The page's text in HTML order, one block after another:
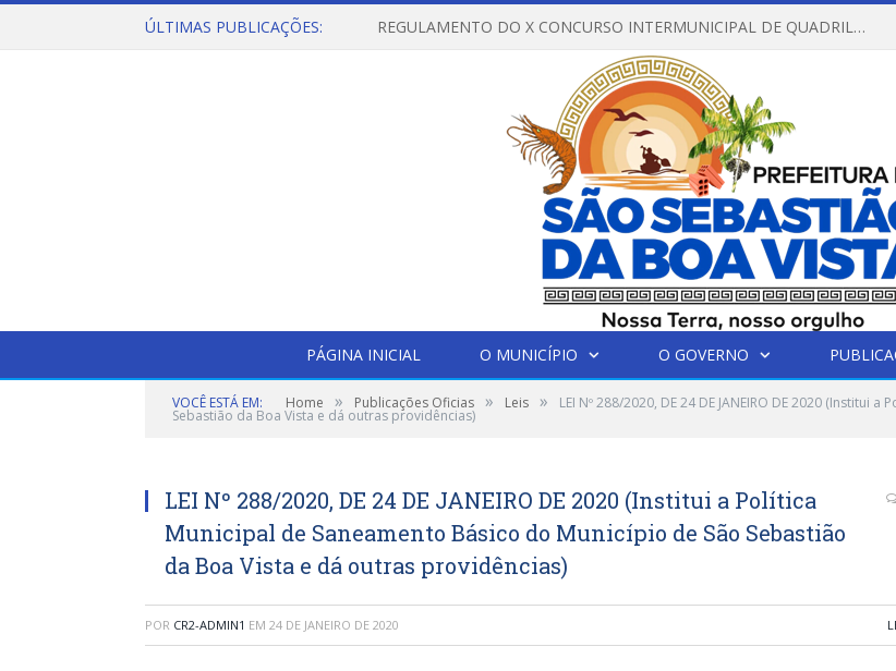
ÚLTIMAS PUBLICAÇÕES: REGULAMENTO DO X CONCURSO INTERMUNICIPAL DE QUADRILHAS JUNINAS – 2026 – ARRAIÁ DA VENEZA
PÁGINA INICIAL O MUNICÍPIO O GOVERNO
VOCÊ ESTÁ EM: Home » Publicações Oficias » Leis » LEI Nº 288/2020, DE 24 DE JANEIRO DE 2020
Sebastião da Boa Vista e dá outras providências)
LEI Nº 288/2020, DE 24 DE JANEIRO DE 2020 (Institui a Política
Municipal de Saneamento Básico do Município de São Sebastião
da Boa Vista e dá outras providências)
POR CR2-ADMIN1 EM 24 DE JANEIRO DE 2020